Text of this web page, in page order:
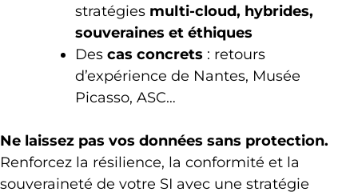
stratégies multi-cloud, hybrides,
souveraines et éthiques
Des cas concrets : retours
d’expérience de Nantes, Musée
Picasso, ASC…
Ne laissez pas vos données sans protection.
Renforcez la résilience, la conformité et la
souveraineté de votre SI avec une stratégie